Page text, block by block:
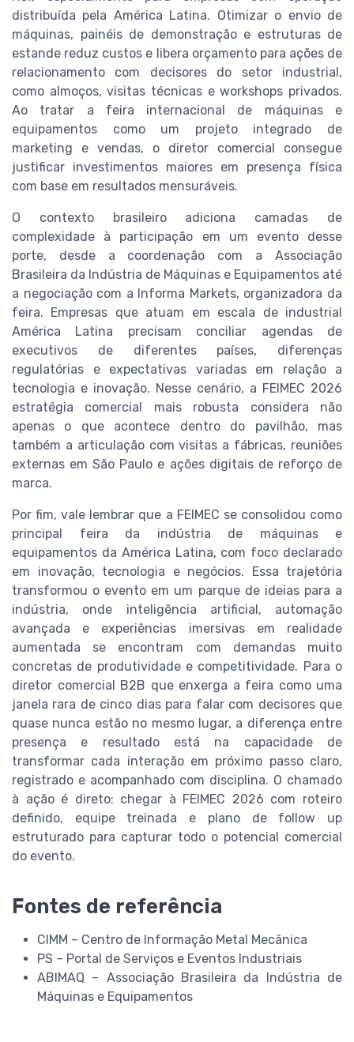
distribuída pela América Latina. Otimizar o envio de
máquinas, painéis de demonstração e estruturas de
estande reduz custos e libera orçamento para ações de
relacionamento com decisores do setor industrial,
como almoços, visitas técnicas e workshops privados.
Ao tratar a feira internacional de máquinas e
equipamentos como um projeto integrado de
marketing e vendas, o diretor comercial consegue
justificar investimentos maiores em presença física
com base em resultados mensuráveis.
O contexto brasileiro adiciona camadas de
complexidade à participação em um evento desse
porte, desde a coordenação com a Associação
Brasileira da Indústria de Máquinas e Equipamentos até
a negociação com a Informa Markets, organizadora da
feira. Empresas que atuam em escala de industrial
América Latina precisam conciliar agendas de
executivos de diferentes países, diferenças
regulatórias e expectativas variadas em relação a
tecnologia e inovação. Nesse cenário, a FEIMEC 2026
estratégia comercial mais robusta considera não
apenas o que acontece dentro do pavilhão, mas
também a articulação com visitas a fábricas, reuniões
externas em São Paulo e ações digitais de reforço de
marca.
Por fim, vale lembrar que a FEIMEC se consolidou como
principal feira da indústria de máquinas e
equipamentos da América Latina, com foco declarado
em inovação, tecnologia e negócios. Essa trajetória
transformou o evento em um parque de ideias para a
indústria, onde inteligência artificial, automação
avançada e experiências imersivas em realidade
aumentada se encontram com demandas muito
concretas de produtividade e competitividade. Para o
diretor comercial B2B que enxerga a feira como uma
janela rara de cinco dias para falar com decisores que
quase nunca estão no mesmo lugar, a diferença entre
presença e resultado está na capacidade de
transformar cada interação em próximo passo claro,
registrado e acompanhado com disciplina. O chamado
à ação é direto: chegar à FEIMEC 2026 com roteiro
definido, equipe treinada e plano de follow up
estruturado para capturar todo o potencial comercial
do evento.
Fontes de referência
CIMM – Centro de Informação Metal Mecânica
PS – Portal de Serviços e Eventos Industriais
ABIMAQ – Associação Brasileira da Indústria de
Máquinas e Equipamentos